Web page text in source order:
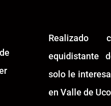
equidistante
solo le
en Valle de